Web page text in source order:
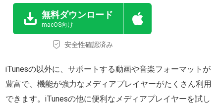
無料ダウンロード
macOS向け
安全性確認済み
iTunesの以外に、サポートする動画や音楽フォーマットが
豊富で、機能が強力なメディアプレイヤーがたくさん利用
できます。iTunesの他に便利なメディアプレイヤーを試し